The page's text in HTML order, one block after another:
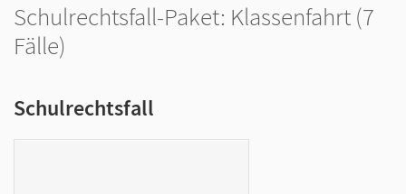
Schulrechtsfall-Paket: Klassenfahrt (7
Fälle)
Schulrechtsfall